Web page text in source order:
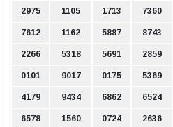
2975 1105 1713 7360
7612 1162 5887 8743
2266 5318 5691 2859
0101 9017 0175 5369
4179 9434 6862 6524
6578 1560 0724 2636